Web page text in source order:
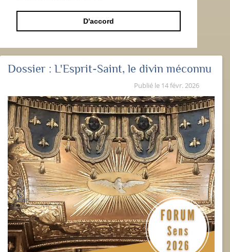
D'accord
Dossier : L'Esprit-Saint, le divin méconnu
Publié le 14 févr. 2026